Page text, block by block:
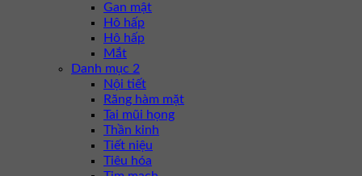
Gan mật
Hô hấp
Hô hấp
Mắt
Danh mục 2
Nội tiết
Răng hàm mặt
Tai mũi họng
Thần kinh
Tiết niệu
Tiêu hóa